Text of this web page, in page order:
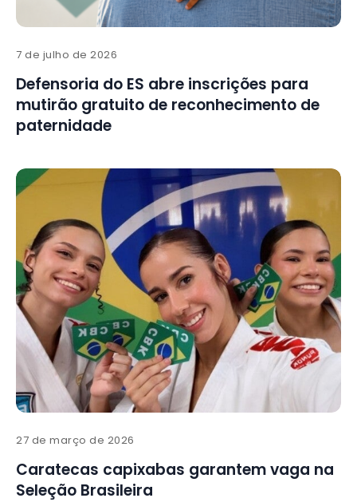
7 de julho de 2026
Defensoria do ES abre inscrições para
mutirão gratuito de reconhecimento de
paternidade
27 de março de 2026
Caratecas capixabas garantem vaga na
Seleção Brasileira